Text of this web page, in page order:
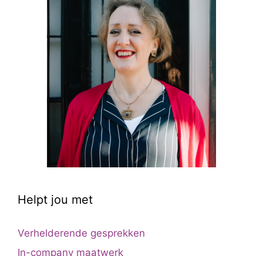
Helpt jou met
Verhelderende gesprekken
In-company maatwerk